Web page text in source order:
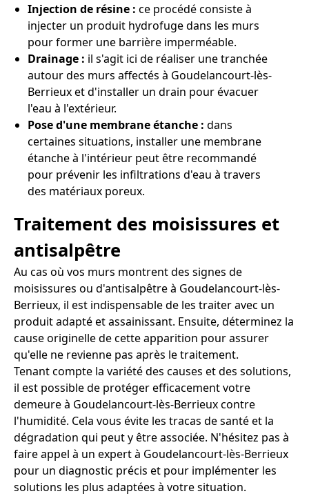
Injection de résine : ce procédé consiste à
injecter un produit hydrofuge dans les murs
pour former une barrière imperméable.
Drainage : il s'agit ici de réaliser une tranchée
autour des murs affectés à Goudelancourt-lès-
Berrieux et d'installer un drain pour évacuer
l'eau à l'extérieur.
Pose d'une membrane étanche : dans
certaines situations, installer une membrane
étanche à l'intérieur peut être recommandé
pour prévenir les infiltrations d'eau à travers
des matériaux poreux.
Traitement des moisissures et
antisalpêtre
Au cas où vos murs montrent des signes de
moisissures ou d'antisalpêtre à Goudelancourt-lès-
Berrieux, il est indispensable de les traiter avec un
produit adapté et assainissant. Ensuite, déterminez la
cause originelle de cette apparition pour assurer
qu'elle ne revienne pas après le traitement.
Tenant compte la variété des causes et des solutions,
il est possible de protéger efficacement votre
demeure à Goudelancourt-lès-Berrieux contre
l'humidité. Cela vous évite les tracas de santé et la
dégradation qui peut y être associée. N'hésitez pas à
faire appel à un expert à Goudelancourt-lès-Berrieux
pour un diagnostic précis et pour implémenter les
solutions les plus adaptées à votre situation.